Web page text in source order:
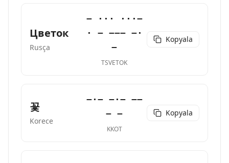
Цветок
Rusça
− ··· ···−
· − −−− −·
−
TSVETOK
Kopyala
꽃
Korece
−·− −·− −−
− −
KKOT
Kopyala